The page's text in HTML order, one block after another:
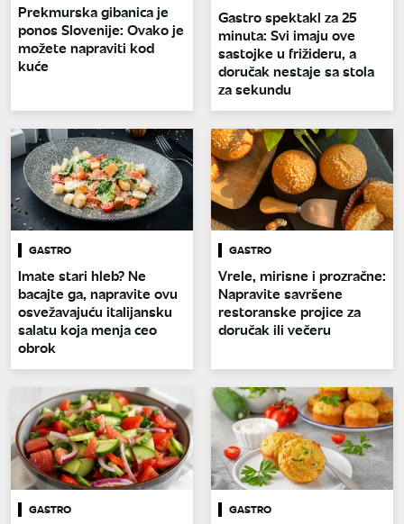
Prekmurska gibanica je
ponos Slovenije: Ovako je
možete napraviti kod
kuće
Gastro spektakl za 25
minuta: Svi imaju ove
sastojke u frižideru, a
doručak nestaje sa stola
za sekundu
GASTRO
Imate stari hleb? Ne
bacajte ga, napravite ovu
osvežavajuću italijansku
salatu koja menja ceo
obrok
GASTRO
Vrele, mirisne i prozračne:
Napravite savršene
restoranske projice za
doručak ili večeru
GASTRO GASTRO